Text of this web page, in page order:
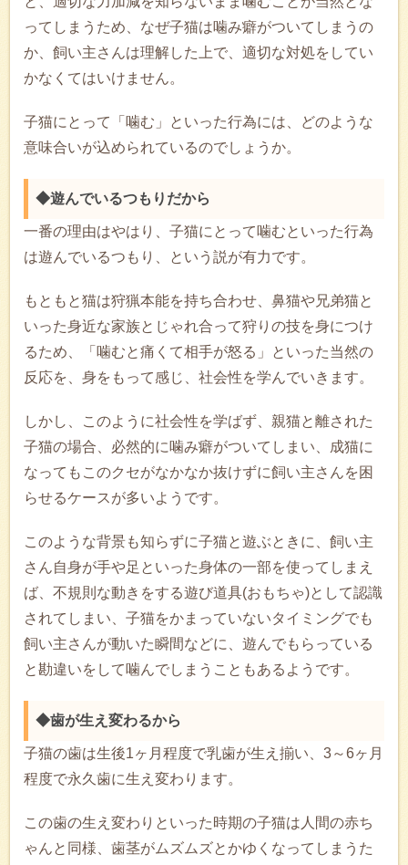
ってしまうため、なぜ子猫は噛み癖がついてしまうの
か、飼い主さんは理解した上で、適切な対処をしてい
かなくてはいけません。
子猫にとって「噛む」といった行為には、どのような
意味合いが込められているのでしょうか。
◆遊んでいるつもりだから
一番の理由はやはり、子猫にとって噛むといった行為
は遊んでいるつもり、という説が有力です。
もともと猫は狩猟本能を持ち合わせ、鼻猫や兄弟猫と
いった身近な家族とじゃれ合って狩りの技を身につけ
るため、「噛むと痛くて相手が怒る」といった当然の
反応を、身をもって感じ、社会性を学んでいきます。
しかし、このように社会性を学ばず、親猫と離された
子猫の場合、必然的に噛み癖がついてしまい、成猫に
なってもこのクセがなかなか抜けずに飼い主さんを困
らせるケースが多いようです。
このような背景も知らずに子猫と遊ぶときに、飼い主
さん自身が手や足といった身体の一部を使ってしまえ
ば、不規則な動きをする遊び道具(おもちゃ)として認識
されてしまい、子猫をかまっていないタイミングでも
飼い主さんが動いた瞬間などに、遊んでもらっている
と勘違いをして噛んでしまうこともあるようです。
◆歯が生え変わるから
子猫の歯は生後1ヶ月程度で乳歯が生え揃い、3～6ヶ月
程度で永久歯に生え変わります。
この歯の生え変わりといった時期の子猫は人間の赤ち
ゃんと同様、歯茎がムズムズとかゆくなってしまうた